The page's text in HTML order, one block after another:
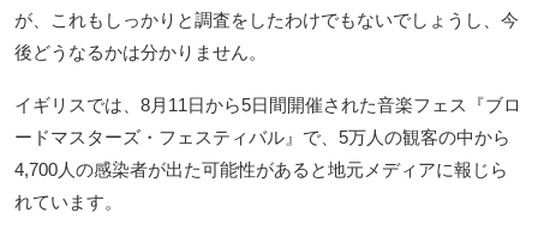
が、これもしっかりと調査をしたわけでもないでしょうし、今
後どうなるかは分かりません。
イギリスでは、8月11日から5日間開催された音楽フェス『ブロ
ードマスターズ・フェスティバル』で、5万人の観客の中から
4,700人の感染者が出た可能性があると地元メディアに報じら
れています。